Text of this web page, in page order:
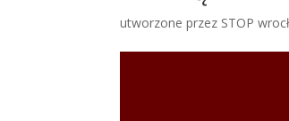
utworzone przez STOP